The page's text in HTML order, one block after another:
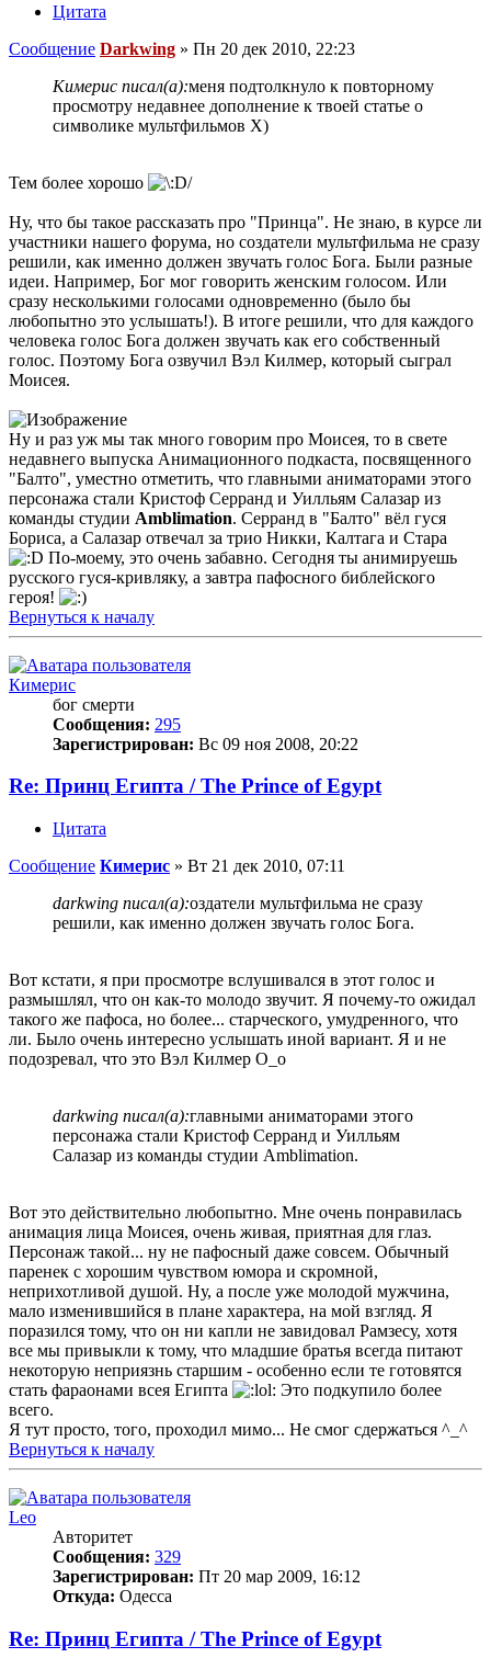
Цитата
Сообщение Darkwing » Пн 20 дек 2010, 22:23
Кимерис писал(а):меня подтолкнуло к повторному
просмотру недавнее дополнение к твоей статье о
символике мультфильмов Х)
Тем более хорошо
Ну, что бы такое рассказать про "Принца". Не знаю, в курсе ли
участники нашего форума, но создатели мультфильма не сразу
решили, как именно должен звучать голос Бога. Были разные
идеи. Например, Бог мог говорить женским голосом. Или
сразу несколькими голосами одновременно (было бы
любопытно это услышать!). В итоге решили, что для каждого
человека голос Бога должен звучать как его собственный
голос. Поэтому Бога озвучил Вэл Килмер, который сыграл
Моисея.
Ну и раз уж мы так много говорим про Моисея, то в свете
недавнего выпуска Анимационного подкаста, посвященного
"Балто", уместно отметить, что главными аниматорами этого
персонажа стали Кристоф Серранд и Уилльям Салазар из
команды студии Amblimation. Серранд в "Балто" вёл гуся
Бориса, а Салазар отвечал за трио Никки, Калтага и Стара
По-моему, это очень забавно. Сегодня ты анимируешь
русского гуся-кривляку, а завтра пафосного библейского
героя!
Вернуться к началу
Кимерис
бог смерти
Сообщения: 295
Зарегистрирован: Вс 09 ноя 2008, 20:22
Re: Принц Египта / The Prince of Egypt
Цитата
Сообщение Кимерис » Вт 21 дек 2010, 07:11
darkwing писал(а):оздатели мультфильма не сразу
решили, как именно должен звучать голос Бога.
Вот кстати, я при просмотре вслушивался в этот голос и
размышлял, что он как-то молодо звучит. Я почему-то ожидал
такого же пафоса, но более... старческого, умудренного, что
ли. Было очень интересно услышать иной вариант. Я и не
подозревал, что это Вэл Килмер О_о
darkwing писал(а):главными аниматорами этого
персонажа стали Кристоф Серранд и Уилльям
Салазар из команды студии Amblimation.
Вот это действительно любопытно. Мне очень понравилась
анимация лица Моисея, очень живая, приятная для глаз.
Персонаж такой... ну не пафосный даже совсем. Обычный
паренек с хорошим чувством юмора и скромной,
неприхотливой душой. Ну, а после уже молодой мужчина,
мало изменившийся в плане характера, на мой взгляд. Я
поразился тому, что он ни капли не завидовал Рамзесу, хотя
все мы привыкли к тому, что младшие братья всегда питают
некоторую неприязнь старшим - особенно если те готовятся
стать фараонами всея Египта
Это подкупило более
всего.
Я тут просто, того, проходил мимо... Не смог сдержаться ^_^
Вернуться к началу
Leo
Авторитет
Сообщения: 329
Зарегистрирован: Пт 20 мар 2009, 16:12
Откуда: Одесса
Re: Принц Египта / The Prince of Egypt